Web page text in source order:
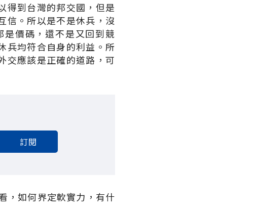
得到台灣的邦交國，但是
信。所以是不是休兵，沒
價碼，還不是又回到競
兵均符合自身的利益。所
交應該是正確的道路，可
訂閱
，如何界定軟實力，有什